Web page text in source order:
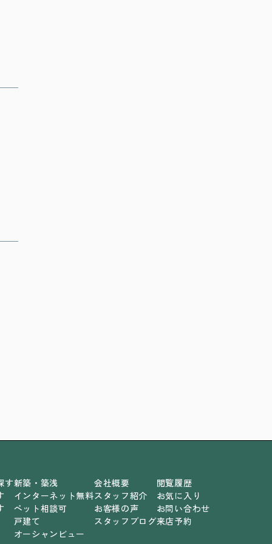
す新築・築浅
インターネット無料
ペット相談可
戸建て
オーシャンビュー
会社概要
スタッフ紹介
お客様の声
スタッフブログ
閲覧履歴
お気に入り
お問い合わせ
来店予約